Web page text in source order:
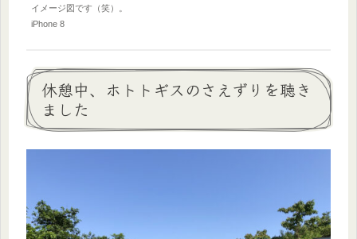
イメージ図です（笑）。
iPhone 8
休憩中、ホトトギスのさえずりを聴き
ました